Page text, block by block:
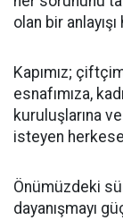
olan bir
Kapımız;
esnafımıza,
kuruluşlarına
isteyen
Önümüzdeki
dayanışmayı